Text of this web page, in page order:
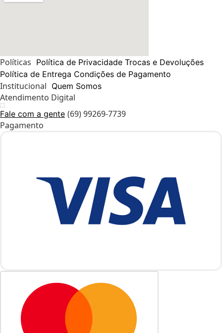
Políticas Política de Privacidade Trocas e Devoluções
Política de Entrega Condições de Pagamento
Institucional Quem Somos
Atendimento Digital
Fale com a gente (69) 99269-7739
Pagamento